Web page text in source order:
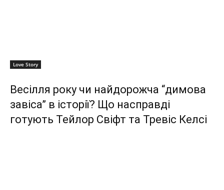
Love Story
Весілля року чи найдорожча “димова
завіса” в історії? Що насправді
готують Тейлор Свіфт та Тревіс Келсі